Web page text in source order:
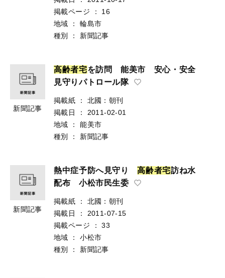
掲載ページ
：
16
地域
：
輪島市
種別
： 新聞記事
新聞記事
高齢者宅を訪問 能美市 安心・安全
見守りパトロール隊
掲載紙 ：
北國：朝刊
掲載日
：
2011-02-01
地域
：
能美市
種別
： 新聞記事
新聞記事
熱中症予防へ見守り高齢者宅訪ね水
配布 小松市民生委
掲載紙 ：
北國：朝刊
掲載日
：
2011-07-15
掲載ページ
：
33
地域
：
小松市
種別
： 新聞記事